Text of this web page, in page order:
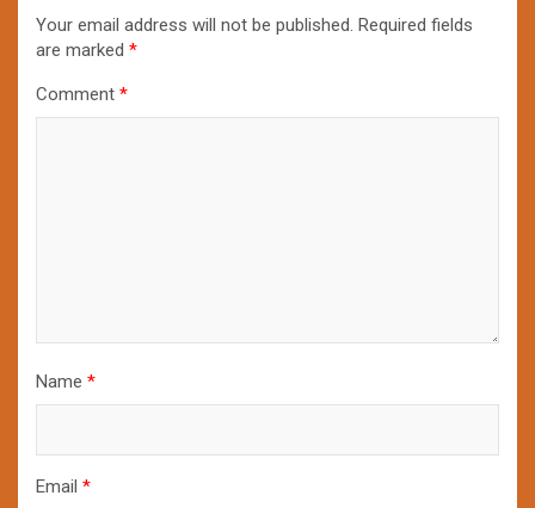
Your email address will not be published. Required fields
are marked *
Comment *
Name *
Email *